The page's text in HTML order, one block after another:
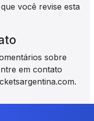
você revise esta
sobre
em contato